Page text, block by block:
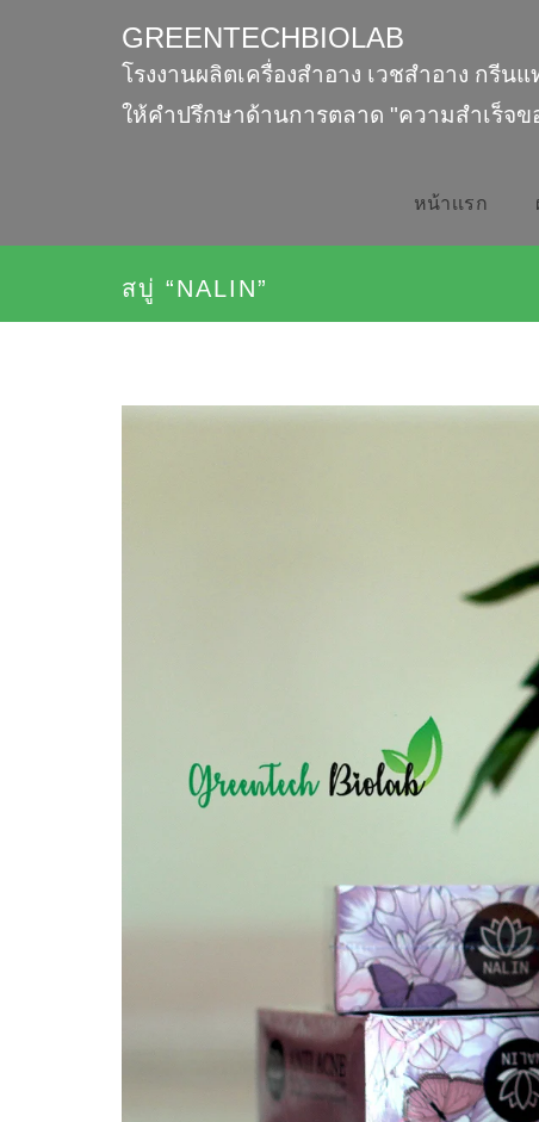
GREENTECHBIOLAB
โรงงานผลิตเครื่องสำอาง เวชสำอาง กรี
ให้คำปรึกษาด้านการตลาด "ความสำเร็จข
หน้าเเรก
สบู่ “NALIN”